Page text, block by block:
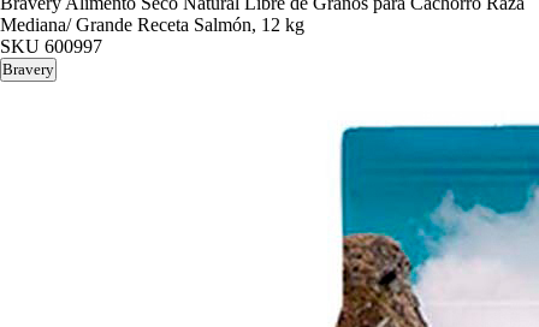
Mediana/ Grande Receta Salmón, 12 kg
SKU 600997
Bravery